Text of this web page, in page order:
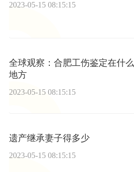
2023-05-15 08:15:15
全球观察：合肥工伤鉴定在什么
地方
2023-05-15 08:15:15
遗产继承妻子得多少
2023-05-15 08:15:15